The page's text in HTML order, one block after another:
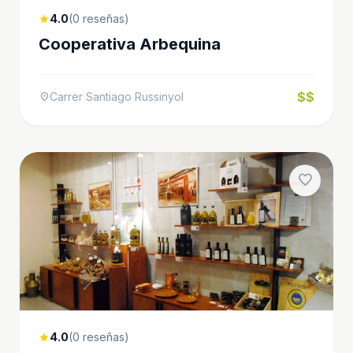
star4.0(0 reseñas)
Cooperativa Arbequina
location_onCarrer Santiago Russinyol $$
favorite
star4.0(0 reseñas)